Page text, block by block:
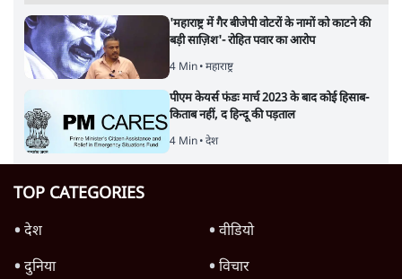
'महाराष्ट्र में गैर बीजेपी वोटरों के नामों को काटने की
बड़ी साज़िश'- रोहित पवार का आरोप
4 Min• महाराष्ट्र
पीएम केयर्स फंडः मार्च 2023 के बाद कोई हिसाब-
किताब नहीं, द हिन्दू की पड़ताल
4 Min• देश
TOP CATEGORIES
देश
वीडियो
दुनिया
विचार